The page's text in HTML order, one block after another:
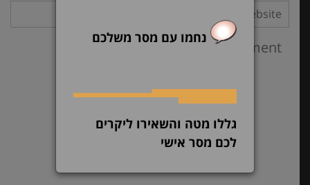
נחמו עם מסר משלכם
גללו מטה והשאירו ליקרים
לכם מסר אישי